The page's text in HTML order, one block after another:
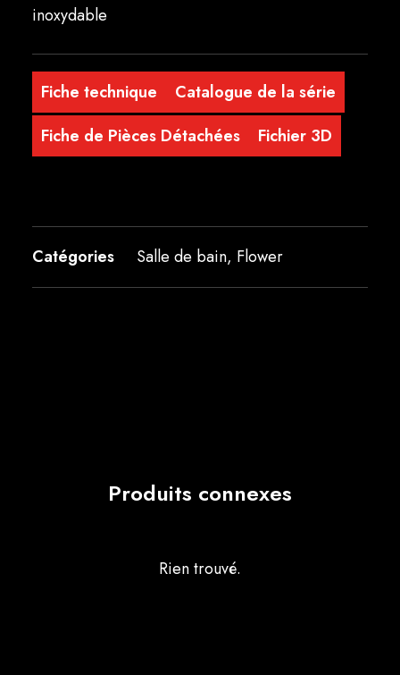
inoxydable
Fiche technique
Catalogue de la série
Fiche de Pièces Détachées
Fichier 3D
Catégories Salle de bain, Flower
Produits connexes
Rien trouvé.